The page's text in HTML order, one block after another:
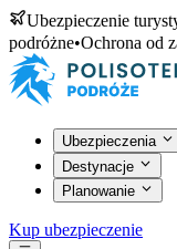
Ubezpieczenie
podróżne•Ochrona od
Ubezpieczenia
Destynacje
Planowanie
Kup ubezpieczenie